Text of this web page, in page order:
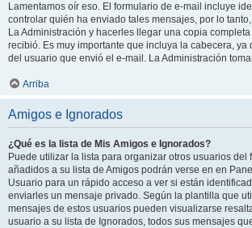
Lamentamos oír eso. El formulario de e-mail incluye
controlar quién ha enviado tales mensajes, por lo
La Administración y hacerles llegar una copia
recibió. Es muy importante que incluya la cabecera, ya
del usuario que envió el e-mail. La Administración
Arriba
Amigos e Ignorados
¿Qué es la lista de Mis Amigos e Ignorados?
Puede utilizar la lista para organizar otros usuarios del
añadidos a su lista de Amigos podrán verse en en
Usuario para un rápido acceso a ver si están
enviarles un mensaje privado. Según la plantilla que
mensajes de estos usuarios pueden visualizarse
usuario a su lista de Ignorados, todos sus mensajes